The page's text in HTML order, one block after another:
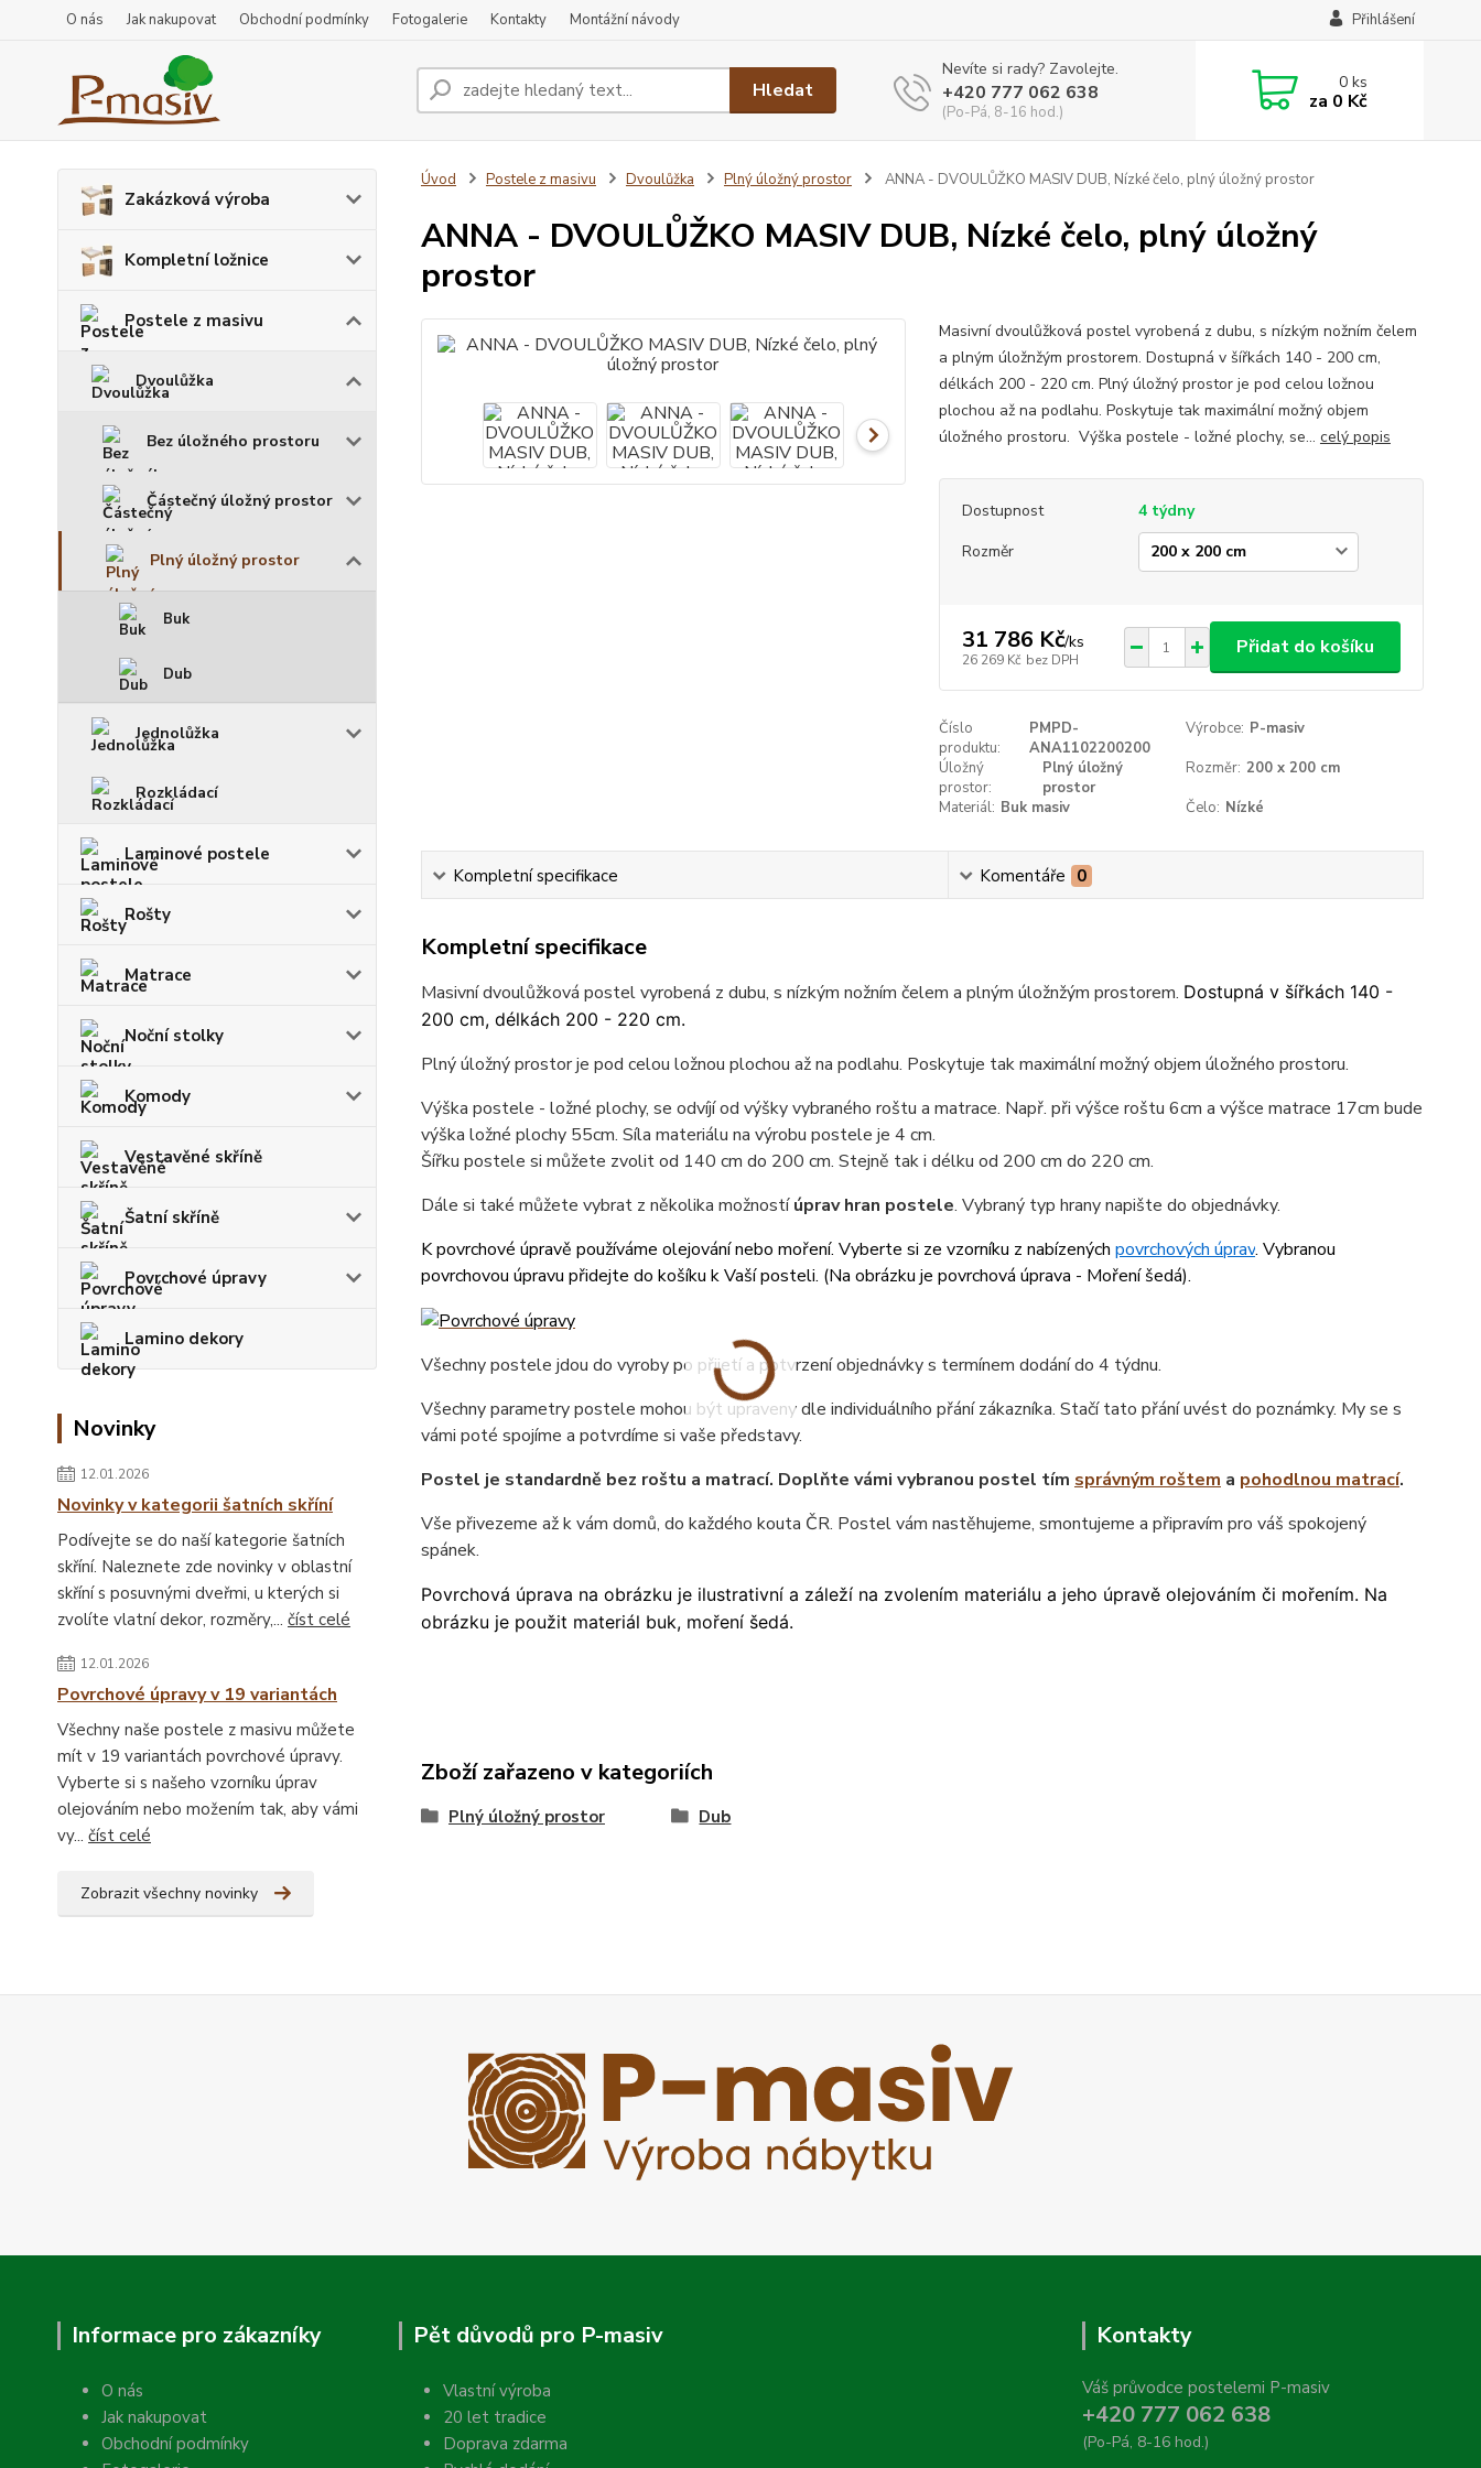
O nás Jak nakupovat Obchodní podmínky Fotogalerie Kontakty Montážní návody Přihlášení
Hledat
Nevíte si rady? Zavolejte.
+420 777 062 638
(Po-Pá, 8-16 hod.)
0ks
za 0 Kč
Zakázková výroba
Kompletní ložnice
Postele z masivu
Dvoulůžka
Bez úložného prostoru
Částečný úložný prostor
Plný úložný prostor
Buk
Dub
Jednolůžka
Rozkládací
Laminové postele
Rošty
Matrace
Noční stolky
Komody
Vestavěné skříně
Šatní skříně
Povrchové úpravy
Lamino dekory
Novinky
12.01.2026
Novinky v kategorii šatních skříní
Podívejte se do naší kategorie šatních
skříní. Naleznete zde novinky v oblastní
skříní s posuvnými dveřmi, u kterých si
zvolíte vlatní dekor, rozměry,... číst celé
12.01.2026
Povrchové úpravy v 19 variantách
Všechny naše postele z masivu můžete
mít v 19 variantách povrchové úpravy.
Vyberte si s našeho vzorníku úprav
olejováním nebo možením tak, aby vámi
vy... číst celé
Zobrazit všechny novinky
Úvod Postele z masivu Dvoulůžka Plný úložný prostor ANNA - DVOULŮŽKO MASIV DUB, Nízké čelo, plný úložný prostor
ANNA - DVOULŮŽKO MASIV DUB, Nízké čelo, plný úložný
prostor
Masivní dvoulůžková postel vyrobená z dubu, s nízkým nožním čelem
a plným úložnžým prostorem. Dostupná v šířkách 140 - 200 cm,
délkách 200 - 220 cm. Plný úložný prostor je pod celou ložnou
plochou až na podlahu. Poskytuje tak maximální možný objem
úložného prostoru. Výška postele - ložné plochy, se... celý popis
Dostupnost
4 týdny
Rozměr
31 786 Kč/ks
26 269 Kč bez DPH
Přidat do košíku
Číslo
produktu:
PMPD-
ANA1102200200
Výrobce: P-masiv
Úložný
prostor:
Plný úložný
prostor
Rozměr: 200 x 200 cm
Materiál: Buk masiv Čelo: Nízké
Kompletní specifikace Komentáře 0
Kompletní specifikace
Masivní dvoulůžková postel vyrobená z dubu, s nízkým nožním čelem a plným úložnžým prostorem. Dostupná v šířkách 140 -
200 cm, délkách 200 - 220 cm.
Plný úložný prostor je pod celou ložnou plochou až na podlahu. Poskytuje tak maximální možný objem úložného prostoru.
Výška postele - ložné plochy, se odvíjí od výšky vybraného roštu a matrace. Např. při výšce roštu 6cm a výšce matrace 17cm bude
výška ložné plochy 55cm. Síla materiálu na výrobu postele je 4 cm.
Šířku postele si můžete zvolit od 140 cm do 200 cm. Stejně tak i délku od 200 cm do 220 cm.
Dále si také můžete vybrat z několika možnostíúprav hran postele. Vybraný typ hrany napište do objednávky.
K povrchové úpravě používáme olejování nebo moření. Vyberte si ze vzorníku z nabízených povrchových úprav. Vybranou
povrchovou úpravu přidejte do košíku k Vaší posteli. (Na obrázku je povrchová úprava - Moření šedá).
Všechny postele jdou do vyroby po přijetí a potvrzení objednávky s termínem dodání do 4 týdnu.
Všechny parametry postele mohou být upraveny dle individuálního přání zákazníka. Stačí tato přání uvést do poznámky. My se s
vámi poté spojíme a potvrdíme si vaše představy.
Postel je standardně bez roštu a matrací. Doplňte vámi vybranou postel tím správným roštem a pohodlnou matrací.
Vše přivezeme až k vám domů, do každého kouta ČR. Postel vám nastěhujeme, smontujeme a připravím pro váš spokojený
spánek.
Povrchová úprava na obrázku je ilustrativní a záleží na zvolením materiálu a jeho úpravě olejováním či mořením. Na
obrázku je použit materiál buk, moření šedá.
Zboží zařazeno v kategoriích
Plný úložný prostor Dub
Informace pro zákazníky
O nás
Jak nakupovat
Obchodní podmínky
Pět důvodů pro P-masiv
Vlastní výroba
20 let tradice
Doprava zdarma
Kontakty
Váš průvodce postelemi P-masiv
+420 777 062 638
(Po-Pá, 8-16 hod.)